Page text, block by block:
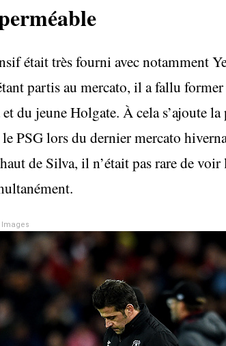
était très fourni avec notamment
partis au mercato, il a fallu
du jeune Holgate. À cela s’ajoute
PSG lors du dernier mercato
de Silva, il n’était pas rare de
Images